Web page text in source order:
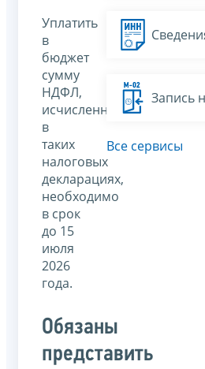
Уплатить
в
бюджет
сумму
НДФЛ,
исчисленную
в
таких
налоговых
декларациях,
необходимо
в срок
до 15
июля
2026
года.
Обязаны
представить
Запись
Все сервисы